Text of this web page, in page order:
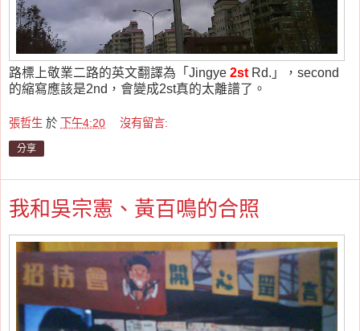
路標上敬業二路的英文翻譯為「Jingye 2st Rd.」，second
的縮寫應該是2nd，會變成2st真的太離譜了。
張哲生 於 下午4:20 沒有留言:
分享
我和吳宗憲、黃百鳴的合照